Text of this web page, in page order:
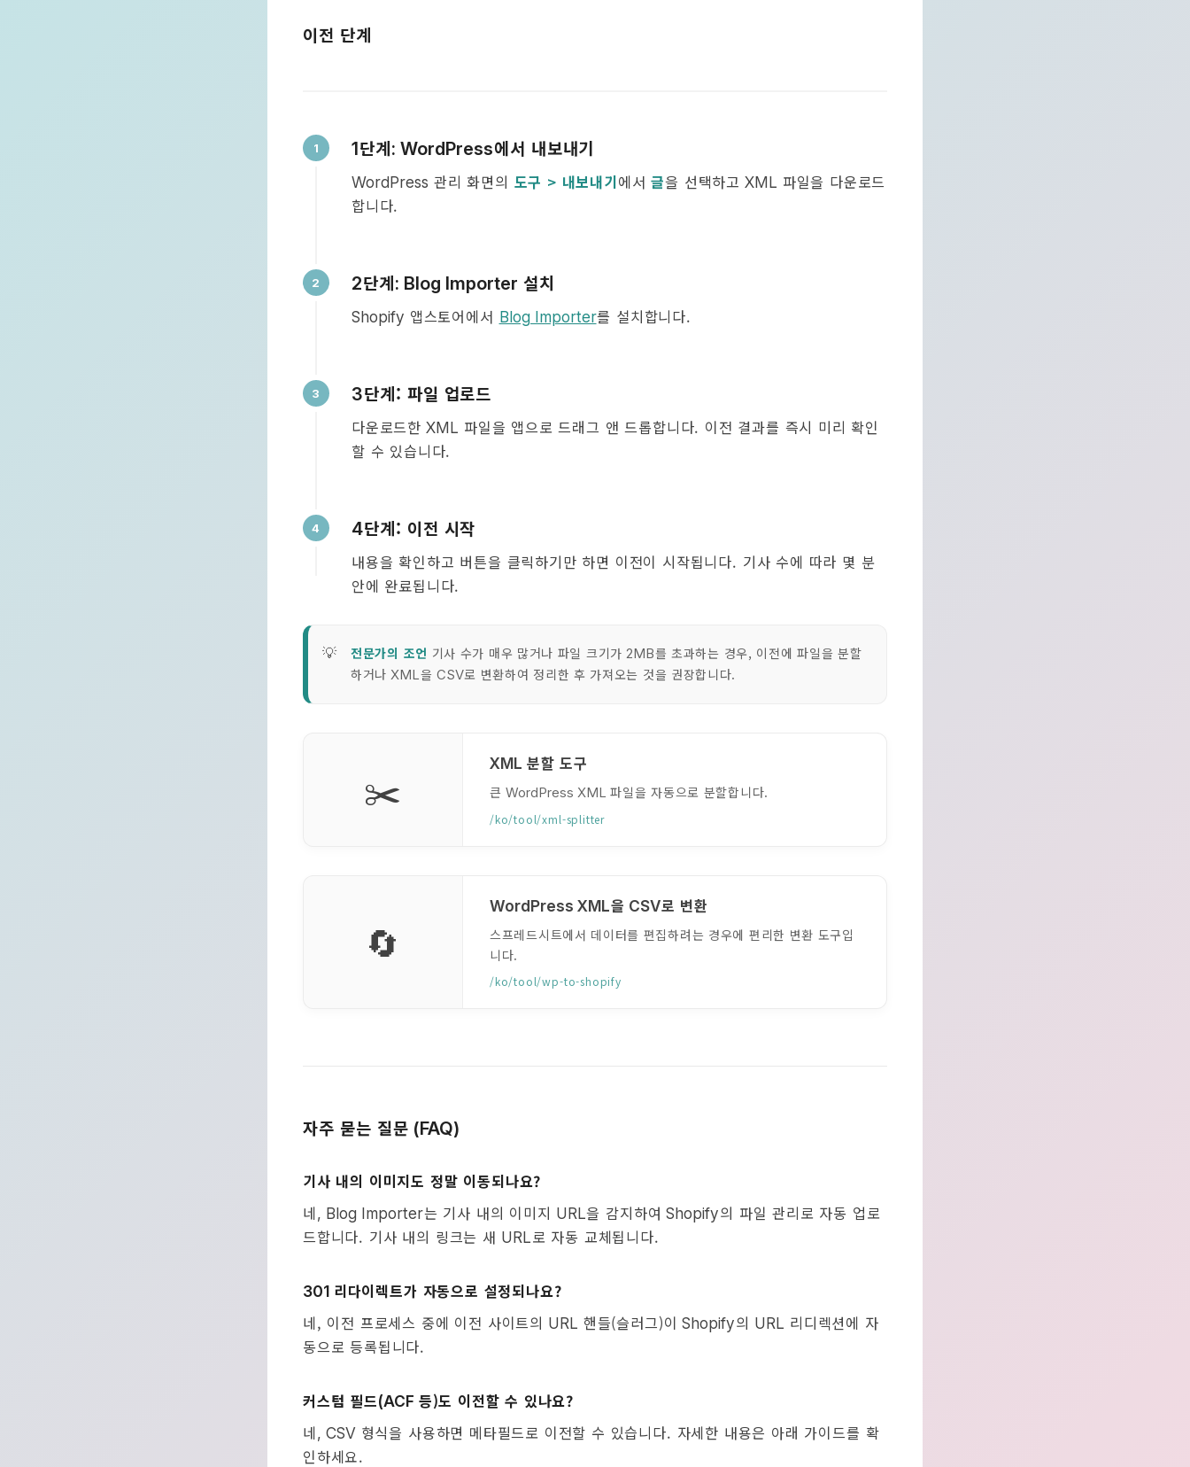
이전 단계
1단계: WordPress에서 내보내기
WordPress 관리 화면의 도구 > 내보내기에서글을 선택하고 XML 파일을 다운로드
합니다.
2단계: Blog Importer 설치
Shopify 앱스토어에서 Blog Importer를 설치합니다.
3단계: 파일 업로드
다운로드한 XML 파일을 앱으로 드래그 앤 드롭합니다. 이전 결과를 즉시 미리 확인
할 수 있습니다.
4단계: 이전 시작
내용을 확인하고 버튼을 클릭하기만 하면 이전이 시작됩니다. 기사 수에 따라 몇 분
안에 완료됩니다.
전문가의 조언 기사 수가 매우 많거나 파일 크기가 2MB를 초과하는 경우, 이전에 파일을 분할
하거나 XML을 CSV로 변환하여 정리한 후 가져오는 것을 권장합니다.
✂️
XML 분할 도구
큰 WordPress XML 파일을 자동으로 분할합니다.
/ko/tool/xml-splitter
🔄
WordPress XML을 CSV로 변환
스프레드시트에서 데이터를 편집하려는 경우에 편리한 변환 도구입
니다.
/ko/tool/wp-to-shopify
자주 묻는 질문 (FAQ)
기사 내의 이미지도 정말 이동되나요?
네, Blog Importer는 기사 내의 이미지 URL을 감지하여 Shopify의 파일 관리로 자동 업로
드합니다. 기사 내의 링크는 새 URL로 자동 교체됩니다.
301 리다이렉트가 자동으로 설정되나요?
네, 이전 프로세스 중에 이전 사이트의 URL 핸들(슬러그)이 Shopify의 URL 리디렉션에 자
동으로 등록됩니다.
커스텀 필드(ACF 등)도 이전할 수 있나요?
네, CSV 형식을 사용하면 메타필드로 이전할 수 있습니다. 자세한 내용은 아래 가이드를 확
인하세요.